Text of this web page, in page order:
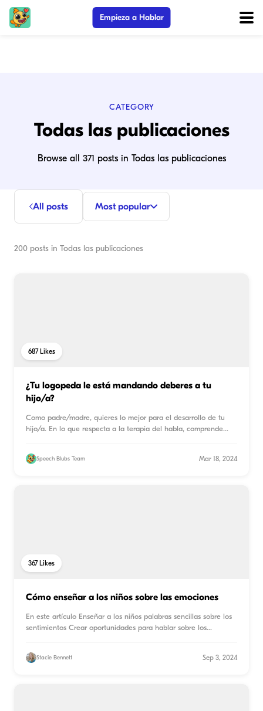
Empieza a Hablar
CATEGORY
Todas las publicaciones
Browse all 371 posts in Todas las publicaciones
All posts Most popular
200 posts in Todas las publicaciones
687Likes
¿Tu logopeda le está mandando deberes a tu
hijo/a?
Como padre/madre, quieres lo mejor para el desarrollo de tu
hijo/a. En lo que respecta a la terapia del habla, comprende...
Speech Blubs Team Mar 18, 2024
367Likes
Cómo enseñar a los niños sobre las emociones
En este artículo Enseñar a los niños palabras sencillas sobre los
sentimientos Crear oportunidades para hablar sobre los...
Stacie Bennett Sep 3, 2024